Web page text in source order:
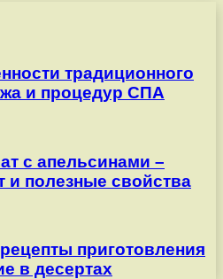
традиционного
и процедур СПА
с апельсинами –
и полезные свойства
приготовления
в десертах